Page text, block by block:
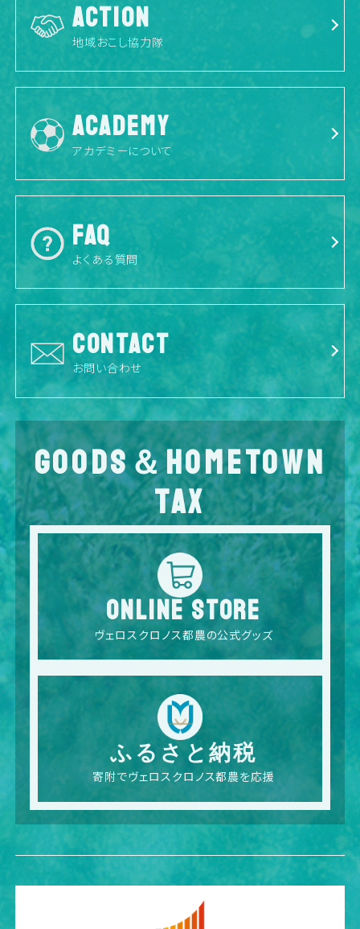
ACTION
地域おこし協力隊
ACADEMY
アカデミーについて
FAQ
よくある質問
CONTACT
お問い合わせ
GOODS＆HOMETOWN
TAX
ONLINE STORE
ヴェロスクロノス都農の公式グッズ
ふるさと納税
寄附でヴェロスクロノス都農を応援